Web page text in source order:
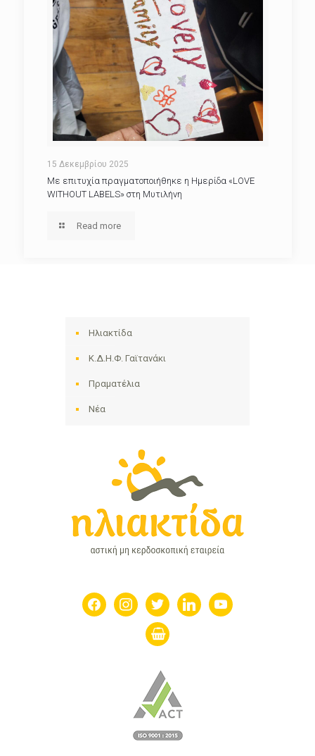
15 Δεκεμβρίου 2025
Με επιτυχία πραγματοποιήθηκε η Ημερίδα «LOVE
WITHOUT LABELS» στη Μυτιλήνη
Read more
Ηλιακτίδα
Κ.Δ.Η.Φ. Γαϊτανάκι
Πραματέλια
Νέα
facebookinstagramtwitter linkedin youtube
shopping-
basket